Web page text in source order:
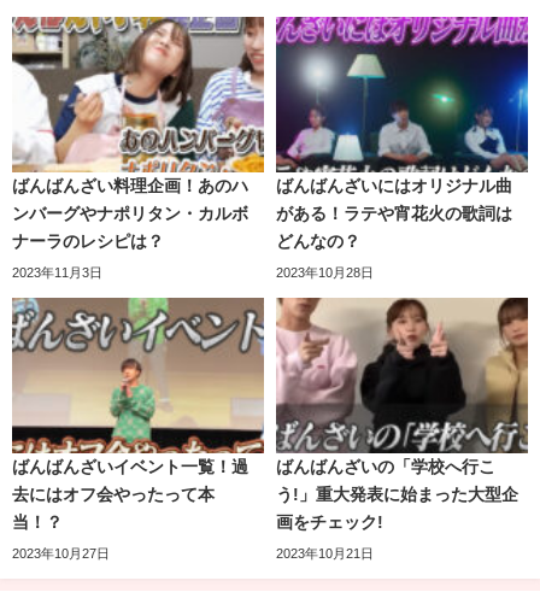
こちらの企画はまた文系、理系にわかれて、ガチで麺やス
ープからラーメンを作るといった動画です！
ます♪
こちらの動画もすごい再生数です…！まだ見ていない方は
今すぐチェック！！
【宅配vs手作り料理】スピード対決でまさか
の結果に！！
を披露しています。
サブチャンネルなのになんと1000万再生超えています…！
さすがりょうさん…。
りょうも料理をよくしているのがわかる手際です。そして
出来上がった料理もかなり美味しそう！！
ばんばんざい料理企画！あのハ
ンバーグやナポリタン・カルボ
ナーラのレシピは？
2023年11月3日
ばんばんざいにはオリジナル曲
がある！ラテや宵花火の歌詞は
どんなの？
2023年10月28日
ばんばんざいイベント一覧！過
去にはオフ会やったって本
当！？
2023年10月27日
ばんばんざいの「学校へ行こ
う!」重大発表に始まった大型企
画をチェック!
2023年10月21日